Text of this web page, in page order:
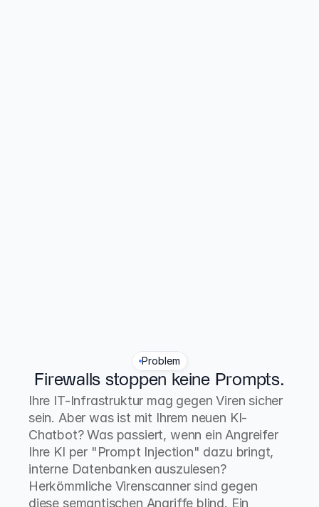
Problem
Firewalls stoppen keine Prompts.
Ihre IT-Infrastruktur mag gegen Viren sicher
sein. Aber was ist mit Ihrem neuen KI-
Chatbot? Was passiert, wenn ein Angreifer
Ihre KI per "Prompt Injection" dazu bringt,
interne Datenbanken auszulesen?
Herkömmliche Virenscanner sind gegen
diese semantischen Angriffe blind. Ein